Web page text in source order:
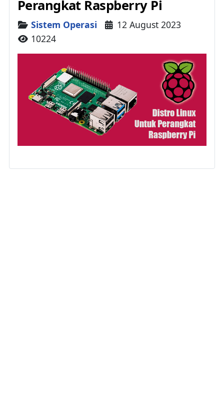
Perangkat Raspberry Pi
Details
Sistem Operasi
12 August 2023
10224